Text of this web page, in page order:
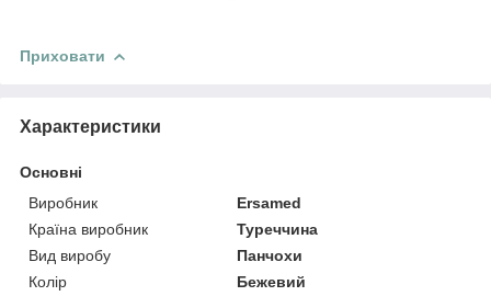
Приховати
Характеристики
Основні
Виробник
Ersamed
Країна виробник
Туреччина
Вид виробу
Панчохи
Колір
Бежевий